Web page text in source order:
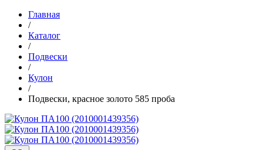
Главная
/
Каталог
/
Подвески
/
Кулон
/
Подвески, красное золото 585 проба